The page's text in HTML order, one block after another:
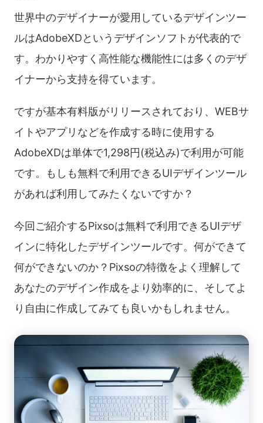
世界中のデザイナーが愛用しているデザインツー
ルはAdobeXDというデザインソフトが代表的で
す。わかりやすく高性能な機能性には多くのデザ
イナーから支持を得ています。
ですが基本有料版がリリースされており、WEBサ
イトやアプリなどを作成する時に使用する
AdobeXDは単体で1,298円(税込み)で利用が可能
です。もしも無料で利用できるUIデザインツール
があれば利用してみたくないですか？
今回ご紹介するPixsoは無料で利用できるUIデザ
インに特化したデザインツールです。何ができて
何ができないのか？Pixsoの特徴をよく理解して
あなたのデザイン作成をより効率的に、そしてよ
り自由に作成してみても良いかもしれません。